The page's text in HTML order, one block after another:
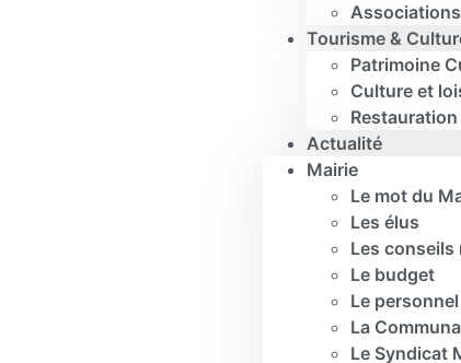
Associations
Tourisme &
Patrimoine
Culture et
Actualité
Mairie
Le mot du
Les élus
Les
Le budget
Le personnel
La
Le Syndicat